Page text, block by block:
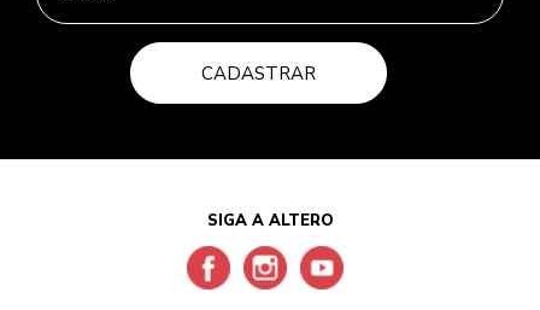
CADASTRAR
SIGA A ALTERO